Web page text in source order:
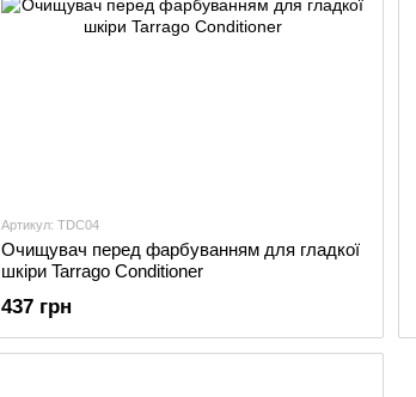
Артикул: TDC04
Очищувач перед фарбуванням для гладкої
шкіри Tarrago Conditioner
437 грн